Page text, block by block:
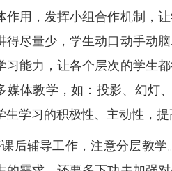
作用，发挥小组合作机制，
得尽量少，学生动口动手动
习能力，让各个层次的学生
媒体教学，如：投影、幻灯
生学习的积极性、主动性，
后辅导工作，注意分层教